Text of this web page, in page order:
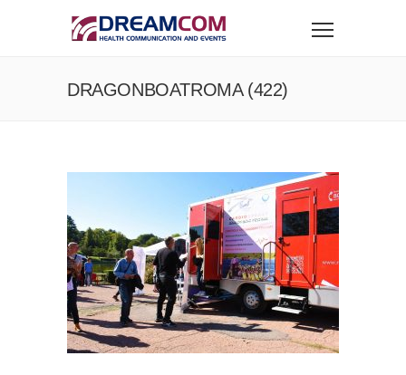
DRAGONBOATROMA (422)